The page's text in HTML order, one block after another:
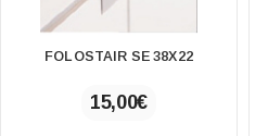
FOLOSTAIR SE 38Χ22
15,00€